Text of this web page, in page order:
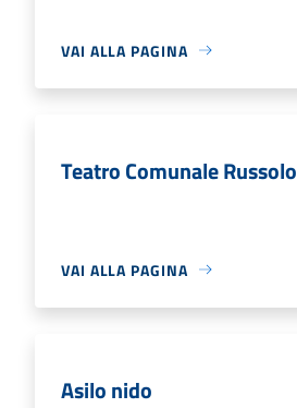
VAI ALLA PAGINA
Teatro Comunale Russolo
VAI ALLA PAGINA
Asilo nido